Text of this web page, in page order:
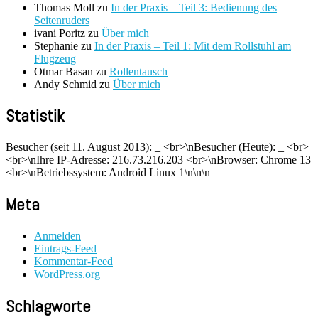
Thomas Moll zu In der Praxis – Teil 3: Bedienung des
Seitenruders
ivani Poritz zu Über mich
Stephanie zu In der Praxis – Teil 1: Mit dem Rollstuhl am
Flugzeug
Otmar Basan zu Rollentausch
Andy Schmid zu Über mich
Statistik
Besucher (seit 11. August 2013): <br>\nBesucher (Heute):
<br>
<br>\nIhre IP-Adresse: 216.73.216.203 <br>\nBrowser: Chrome 13
<br>\nBetriebssystem: Android Linux 1\n\n\n
Meta
Anmelden
Eintrags-Feed
Kommentar-Feed
WordPress.org
Schlagworte